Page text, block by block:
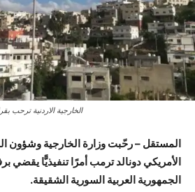
الخارجية الاردنية ترحب
المستقل – رحّبت وزارة الخارجية وشؤون
الأمريكي دونالد ترمب أمرًا تنفيذيًّا يقضي
الجمهورية العربية السورية الشقيقة.